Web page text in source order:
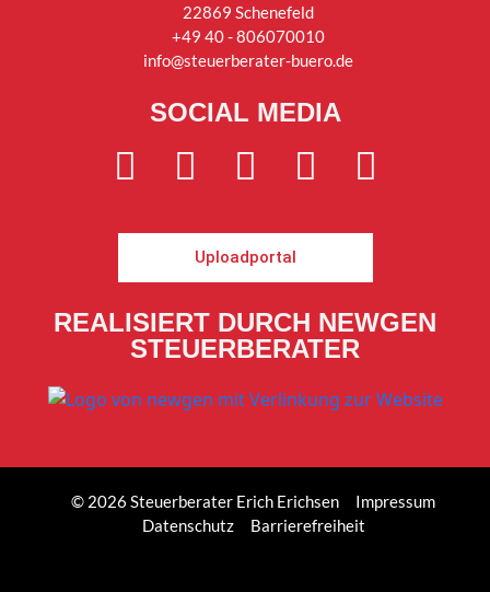
22869 Schenefeld
+49 40 - 806070010
info@steuerberater-buero.de
SOCIAL MEDIA
Uploadportal
REALISIERT DURCH NEWGEN
STEUERBERATER
© 2026 Steuerberater Erich Erichsen
Impressum
Datenschutz
Barrierefreiheit